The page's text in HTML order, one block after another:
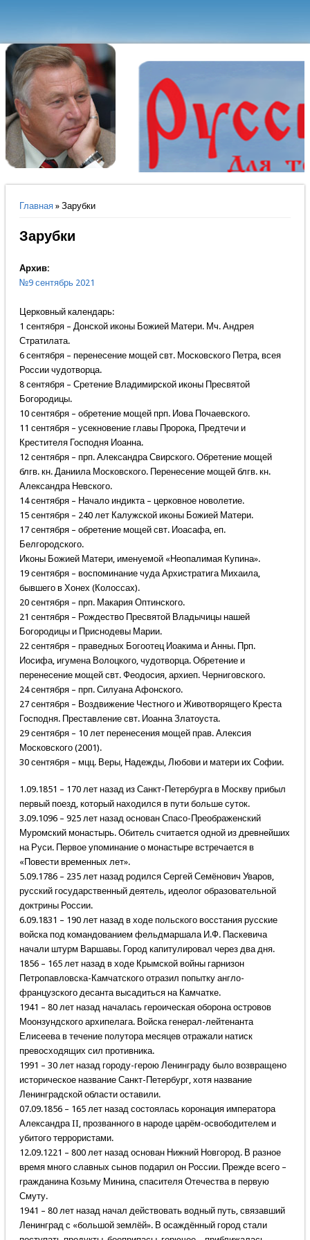
Вы здесь
Главная» Зарубки
Зарубки
Архив:
№9 сентябрь 2021
Церковный календарь:
1 сентября – Донской иконы Божией Матери. Мч. Андрея
Стратилата.
6 сентября – перенесение мощей свт. Московского Петра, всея
России чудотворца.
8 сентября – Сретение Владимирской иконы Пресвятой
Богородицы.
10 сентября – обретение мощей прп. Иова Почаевского.
11 сентября – усекновение главы Пророка, Предтечи и
Крестителя Господня Иоанна.
12 сентября – прп. Александра Свирского. Обретение мощей
блгв. кн. Даниила Московского. Перенесение мощей блгв. кн.
Александра Невского.
14 сентября – Начало индикта – церковное новолетие.
15 сентября – 240 лет Калужской иконы Божией Матери.
17 сентября – обретение мощей свт. Иоасафа, еп.
Белгородского.
Иконы Божией Матери, именуемой «Неопалимая Купина».
19 сентября – воспоминание чуда Архистратига Михаила,
бывшего в Хонех (Колоссах).
20 сентября – прп. Макария Оптинского.
21 сентября – Рождество Пресвятой Владычицы нашей
Богородицы и Приснодевы Марии.
22 сентября – праведных Богоотец Иоакима и Анны. Прп.
Иосифа, игумена Волоцкого, чудотворца. Обретение и
перенесение мощей свт. Феодосия, архиеп. Черниговского.
24 сентября – прп. Силуана Афонского.
27 сентября – Воздвижение Честного и Животворящего Креста
Господня. Преставление свт. Иоанна Златоуста.
29 сентября – 10 лет перенесения мощей прав. Алексия
Московского (2001).
30 сентября – мцц. Веры, Надежды, Любови и матери их Софии.
1.09.1851 – 170 лет назад из Санкт-Петербурга в Москву прибыл
первый поезд, который находился в пути больше суток.
3.09.1096 – 925 лет назад основан Спасо-Преображенский
Муромский монастырь. Обитель считается одной из древнейших
на Руси. Первое упоминание о монастыре встречается в
«Повести временных лет».
5.09.1786 – 235 лет назад родился Сергей Семёнович Уваров,
русский государственный деятель, идеолог образовательной
доктрины России.
6.09.1831 – 190 лет назад в ходе польского восстания русские
войска под командованием фельдмаршала И.Ф. Паскевича
начали штурм Варшавы. Город капитулировал через два дня.
1856 – 165 лет назад в ходе Крымской войны гарнизон
Петропавловска-Камчатского отразил попытку англо-
французского десанта высадиться на Камчатке.
1941 – 80 лет назад началась героическая оборона островов
Моонзундского архипелага. Войска генерал-лейтенанта
Елисеева в течение полутора месяцев отражали натиск
превосходящих сил противника.
1991 – 30 лет назад городу-герою Ленинграду было возвращено
историческое название Санкт-Петербург, хотя название
Ленинградской области оставили.
07.09.1856 – 165 лет назад состоялась коронация императора
Александра II, прозванного в народе царём-освободителем и
убитого террористами.
12.09.1221 – 800 лет назад основан Нижний Новгород. В разное
время много славных сынов подарил он России. Прежде всего –
гражданина Козьму Минина, спасителя Отечества в первую
Смуту.
1941 – 80 лет назад начал действовать водный путь, связавший
Ленинград с «большой землёй». В осаждённый город стали